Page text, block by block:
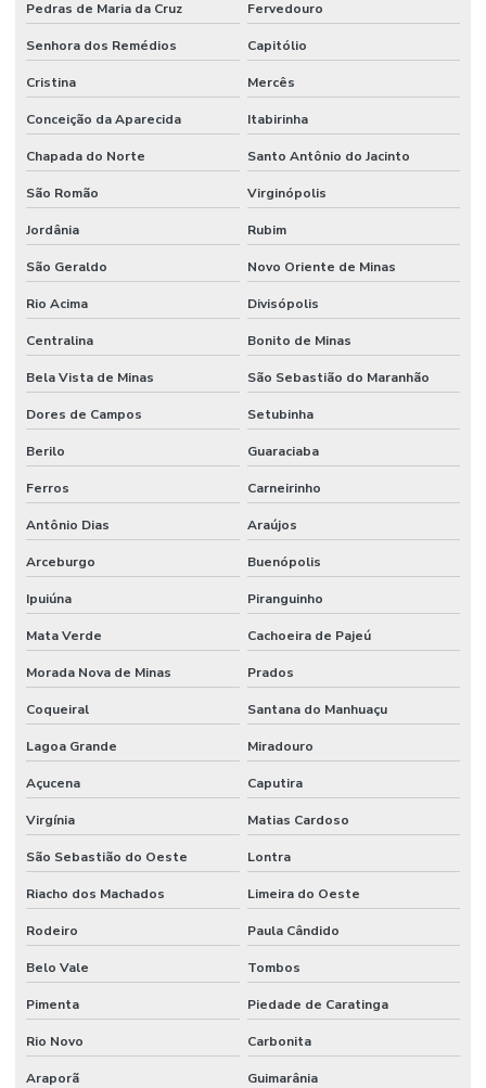
Pedras de Maria da Cruz Fervedouro
Senhora dos Remédios Capitólio
Cristina Mercês
Conceição da Aparecida Itabirinha
Chapada do Norte Santo Antônio do Jacinto
São Romão Virginópolis
Jordânia Rubim
São Geraldo Novo Oriente de Minas
Rio Acima Divisópolis
Centralina Bonito de Minas
Bela Vista de Minas São Sebastião do Maranhão
Dores de Campos Setubinha
Berilo Guaraciaba
Ferros Carneirinho
Antônio Dias Araújos
Arceburgo Buenópolis
Ipuiúna Piranguinho
Mata Verde Cachoeira de Pajeú
Morada Nova de Minas Prados
Coqueiral Santana do Manhuaçu
Lagoa Grande Miradouro
Açucena Caputira
Virgínia Matias Cardoso
São Sebastião do Oeste Lontra
Riacho dos Machados Limeira do Oeste
Rodeiro Paula Cândido
Belo Vale Tombos
Pimenta Piedade de Caratinga
Rio Novo Carbonita
Araporã Guimarânia